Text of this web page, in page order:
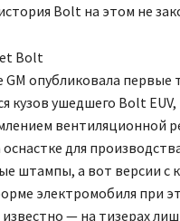
Bolt на этом не
Bolt
GM опубликовала
кузов ушедшего Bolt
вентиляционной
для
штампы, а вот версии с
электромобиля при
— на тизерах